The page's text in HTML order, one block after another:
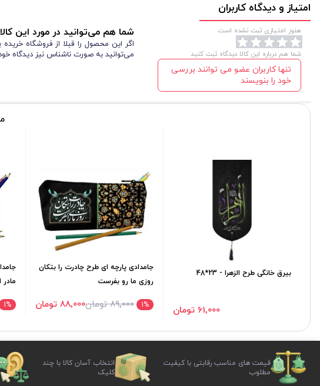
امتیاز و دیدگاه کاربران
هنوز امتیازی ثبت نشده است.
شما هم درباره این کالا دیدگاه ثبت کنید
تنها کاربران عضو می توانند بررسی
خود را بنویسند
شما هم می‌توانید در مورد این
اگر این محصول را قبلا از فروشگاه
می‌توانید به صورت ناشناس نیز دیدگاه
بیرق خانگی طرح الزهرا - 23*48
61٬000 تومان
جامدادی پارچه ای طرح چادرت را بتکان
روزی ما رو بفرست
1% 89٬000 تومان 88٬000 تومان
مادر
1%
قیمت های مناسب رقابتی با کیفیت
مطلوب
انتخاب آسان کالا با چند
کلیک